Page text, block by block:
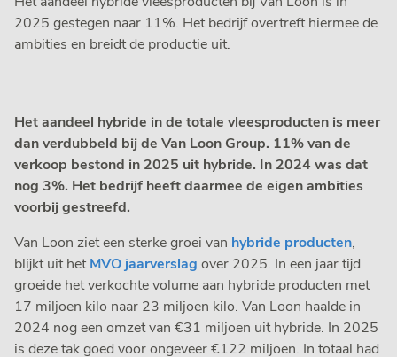
2025 gestegen naar 11%. Het bedrijf overtreft hiermee de
ambities en breidt de productie uit.
Het aandeel hybride in de totale vleesproducten is meer
dan verdubbeld bij de Van Loon Group. 11% van de
verkoop bestond in 2025 uit hybride. In 2024 was dat
nog 3%. Het bedrijf heeft daarmee de eigen ambities
voorbij gestreefd.
Van Loon ziet een sterke groei van hybride producten,
blijkt uit hetMVO jaarverslag over 2025. In een jaar tijd
groeide het verkochte volume aan hybride producten met
17 miljoen kilo naar 23 miljoen kilo. Van Loon haalde in
2024 nog een omzet van €31 miljoen uit hybride. In 2025
is deze tak goed voor ongeveer €122 miljoen. In totaal had